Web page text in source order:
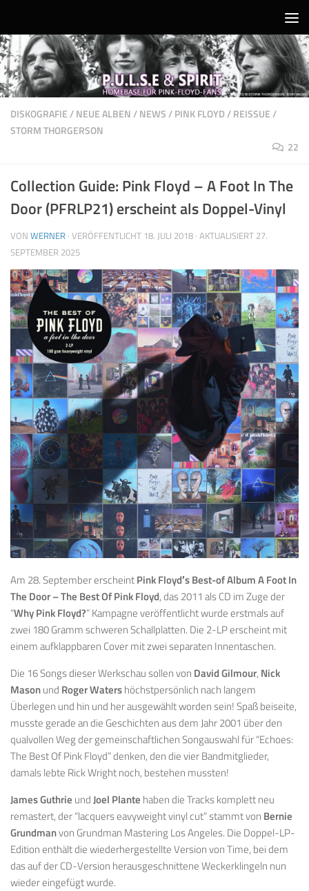
DISKOGRAFIE/NEUE ALBEN/NEWS/PINK FLOYD/REISSUE/
STORM THORGERSON
22
Collection Guide: Pink Floyd – A Foot In The
Door (PFRLP21) erscheint als Doppel-Vinyl
VON WERNER · VERÖFFENTLICHT 18. JULI 2018 · AKTUALISIERT 27.
SEPTEMBER 2025
Am 28. September erscheintPink Floyd′s Best-of Album A Foot In
The Door – The Best Of Pink Floyd, das 2011 als CD im Zuge der
“Why Pink Floyd?” Kampagne veröffentlicht wurde erstmals auf
zwei 180 Gramm schweren Schallplatten. Die 2-LP erscheint mit
einem aufklappbaren Cover mit zwei separaten Innentaschen.
Die 16 Songs dieser Werkschau sollen von David Gilmour, Nick
Masonund Roger Watershöchstpersönlich nach langem
Überlegen und hin und her ausgewählt worden sein! Spaß beiseite,
musste gerade an die Geschichten aus dem Jahr 2001 über den
qualvollen Weg der gemeinschaftlichen Songauswahl für “Echoes:
The Best Of Pink Floyd” denken, den die vier Bandmitglieder,
damals lebte Rick Wright noch, bestehen mussten!
James Guthrie undJoel Plante haben die Tracks komplett neu
remastert, der “lacquers eavyweight vinyl cut” stammt von Bernie
Grundmanvon Grundman Mastering Los Angeles. Die Doppel-LP-
Edition enthält die wiederhergestellte Version von Time, bei dem
das auf der CD-Version herausgeschnittene Weckerklingeln nun
wieder eingefügt wurde.